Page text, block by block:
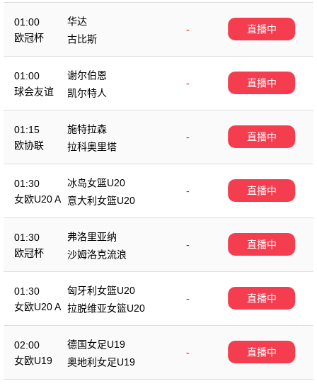
01:00
欧冠杯
华达
-
古比斯
直播中
01:00
球会友谊
谢尔伯恩
-
凯尔特人
直播中
01:15
欧协联
施特拉森
-
拉科奥里塔
直播中
01:30
女欧U20 A
冰岛女篮U20
-
意大利女篮U20
直播中
01:30
欧冠杯
弗洛里亚纳
-
沙姆洛克流浪
直播中
01:30
女欧U20 A
匈牙利女篮U20
-
拉脱维亚女篮U20
直播中
02:00
女欧U19
德国女足U19
-
奥地利女足U19
直播中